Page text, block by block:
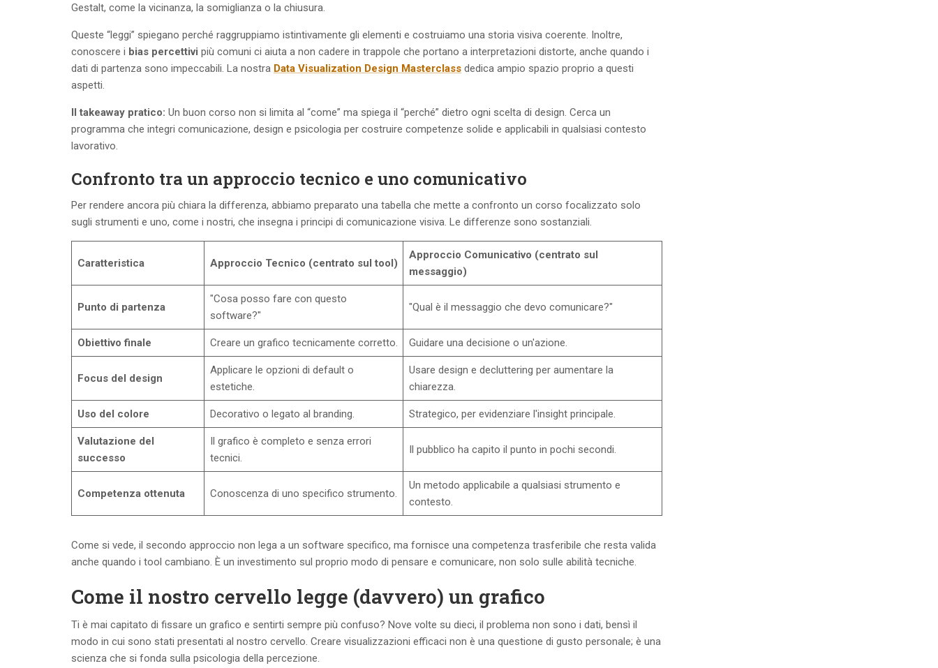
Gestalt, come la vicinanza, la somiglianza o la chiusura.
Queste “leggi” spiegano perché raggruppiamo istintivamente gli elementi e costruiamo una storia visiva coerente. Inoltre,
conoscere i bias percettivi più comuni ci aiuta a non cadere in trappole che portano a interpretazioni distorte, anche quando i
dati di partenza sono impeccabili. La nostra Data Visualization Design Masterclass dedica ampio spazio proprio a questi
aspetti.
Il takeaway pratico: Un buon corso non si limita al “come” ma spiega il “perché” dietro ogni scelta di design. Cerca un
programma che integri comunicazione, design e psicologia per costruire competenze solide e applicabili in qualsiasi contesto
lavorativo.
Confronto tra un approccio tecnico e uno comunicativo
Per rendere ancora più chiara la differenza, abbiamo preparato una tabella che mette a confronto un corso focalizzato solo
sugli strumenti e uno, come i nostri, che insegna i principi di comunicazione visiva. Le differenze sono sostanziali.
Caratteristica Approccio Tecnico (centrato sul tool)
Approccio Comunicativo (centrato sul
messaggio)
Punto di partenza
"Cosa posso fare con questo
software?"
"Qual è il messaggio che devo comunicare?"
Obiettivo finale Creare un grafico tecnicamente corretto. Guidare una decisione o un'azione.
Focus del design
Applicare le opzioni di default o
estetiche.
Usare design e decluttering per aumentare la
chiarezza.
Uso del colore Decorativo o legato al branding. Strategico, per evidenziare l'insight principale.
Valutazione del
successo
Il grafico è completo e senza errori
tecnici.
Il pubblico ha capito il punto in pochi secondi.
Competenza ottenuta Conoscenza di uno specifico strumento.
Un metodo applicabile a qualsiasi strumento e
contesto.
Come si vede, il secondo approccio non lega a un software specifico, ma fornisce una competenza trasferibile che resta valida
anche quando i tool cambiano. È un investimento sul proprio modo di pensare e comunicare, non solo sulle abilità tecniche.
Come il nostro cervello legge (davvero) un grafico
Ti è mai capitato di fissare un grafico e sentirti sempre più confuso? Nove volte su dieci, il problema non sono i dati, bensì il
modo in cui sono stati presentati al nostro cervello. Creare visualizzazioni efficaci non è una questione di gusto personale; è una
scienza che si fonda sulla psicologia della percezione.